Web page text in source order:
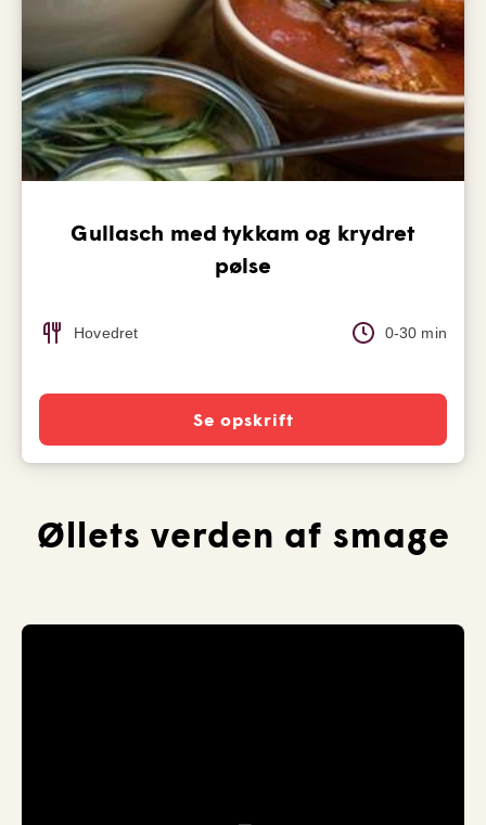
Gullasch med tykkam og krydret
pølse
Hovedret 0-30 min
Se opskrift
Øllets verden af smage